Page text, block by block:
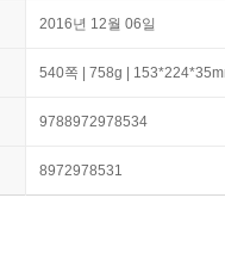
2016년 12월 06일
540쪽 | 758g |
9788972978534
8972978531